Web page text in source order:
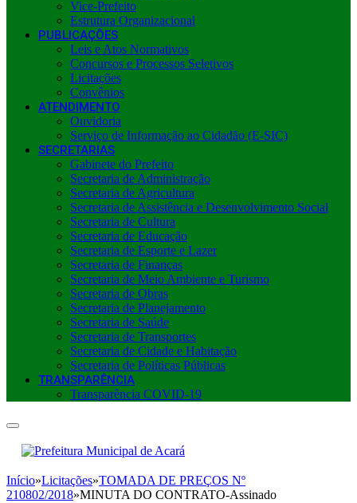
Vice-Prefeito
Estrutura Organizacional
PUBLICAÇÕES
Leis e Atos Normativos
Concursos e Processos Seletivos
Licitações
Convênios
ATENDIMENTO
Ouvidoria
Serviço de Informação ao Cidadão (E-SIC)
SECRETARIAS
Gabinete do Prefeito
Secretaria de Administração
Secretaria de Agricultura
Secretaria de Assistência e Desenvolvimento Social
Secretaria de Cultura
Secretaria de Educação
Secretaria de Esporte e Lazer
Secretaria de Finanças
Secretaria de Meio Ambiente e Turismo
Secretaria de Obras
Secretaria de Planejamento
Secretaria de Saúde
Secretaria de Transportes
Secretaria de Cidade e Habitação
Secretaria de Políticas Públicas
TRANSPARÊNCIA
Transparência COVID-19
Início»Licitações»TOMADA DE PREÇOS Nº
210802/2018»MINUTA DO CONTRATO-Assinado